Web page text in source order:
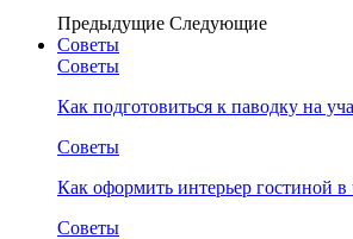
Предыдущие Следующие
Советы
Советы
Как подготовиться к паводку на
Советы
Как оформить интерьер гостиной в
Советы